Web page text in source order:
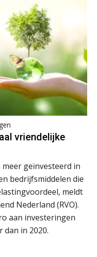
vriendelijke
geïnvesteerd in
bedrijfsmiddelen die
meldt
Nederland (RVO).
aan investeringen
dan in 2020.
aan een volwassen
voor governance,
AI
naar verwerken:
je proces
hoe je dat stopt)
Data als fundament voor
gebruiken? Zorg
SharePoint op orde hebt
het ambacht
definitief: dit
vóór 15
hebben
en Copilot je de
klantdossiers schuldig
EJP Financial
Astronauts –